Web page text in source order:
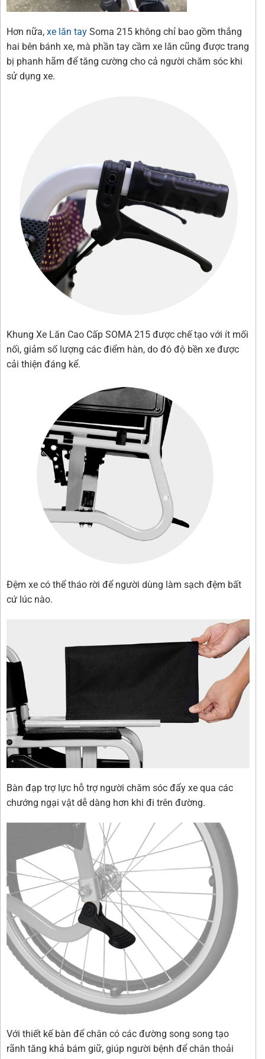
Hơn nữa, xe lăn tay Soma 215 không chỉ bao gồm thắng
hai bên bánh xe, mà phần tay cầm xe lăn cũng được trang
bị phanh hãm để tăng cường cho cả người chăm sóc khi
sử dụng xe.
Khung Xe Lăn Cao Cấp SOMA 215 được chế tạo với ít mối
nối, giảm số lượng các điểm hàn, do đó độ bền xe được
cải thiện đáng kể.
Đệm xe có thể tháo rời để người dùng làm sạch đệm bất
cứ lúc nào.
Bàn đạp trợ lực hỗ trợ người chăm sóc đẩy xe qua các
chướng ngại vật dễ dàng hơn khi đi trên đường.
Với thiết kế bàn để chân có các đường song song tạo
rãnh tăng khả bám giữ, giúp người bệnh để chân thoải